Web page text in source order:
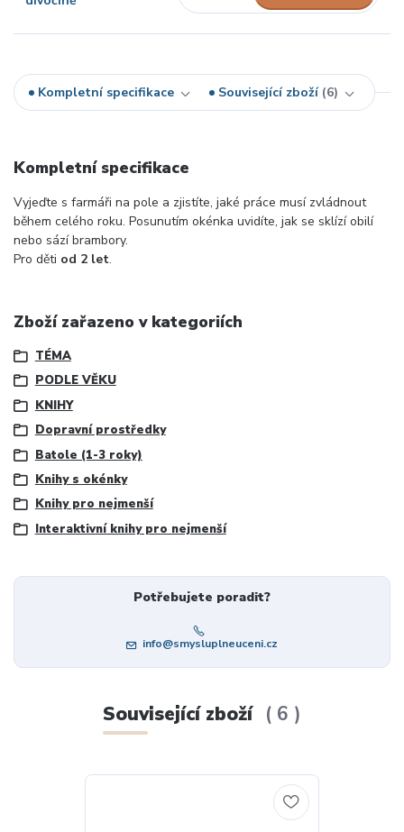
Kompletní specifikace Související zboží 6
Kompletní specifikace
Vyjeďte s farmáři na pole a zjistíte, jaké práce musí zvládnout
během celého roku. Posunutím okénka uvidíte, jak se sklízí obilí
nebo sází brambory.
Pro děti od 2 let.
Zboží zařazeno v kategoriích
TÉMA
PODLE VĚKU
KNIHY
Dopravní prostředky
Batole (1-3 roky)
Knihy s okénky
Knihy pro nejmenší
Interaktivní knihy pro nejmenší
Potřebujete poradit?
info@smysluplneuceni.cz
Související zboží 6